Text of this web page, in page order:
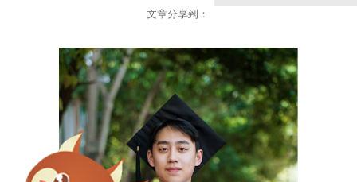
文章分享到：